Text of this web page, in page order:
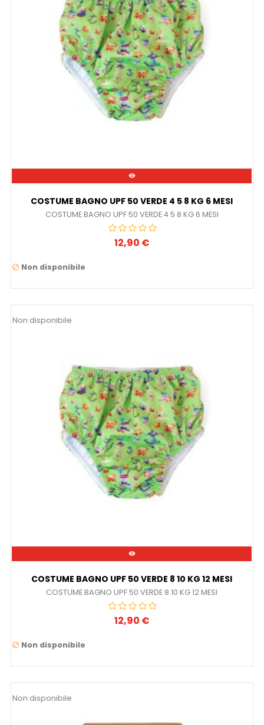

COSTUME BAGNO UPF 50 VERDE 4 5 8 KG 6 MESI
COSTUME BAGNO UPF 50 VERDE 4 5 8 KG 6 MESI
Prezzo
12,90 €
 Non disponibile

Non disponibile
COSTUME BAGNO UPF 50 VERDE 8 10 KG 12 MESI
COSTUME BAGNO UPF 50 VERDE 8 10 KG 12 MESI
Prezzo
12,90 €
 Non disponibile
Non disponibile